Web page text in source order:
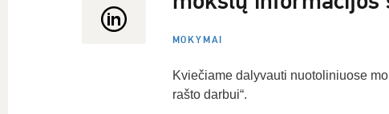
MOKYMAI
Kviečiame dalyvauti nuotoliniuose
rašto darbui“.